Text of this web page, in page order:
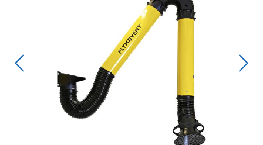
Edellinen